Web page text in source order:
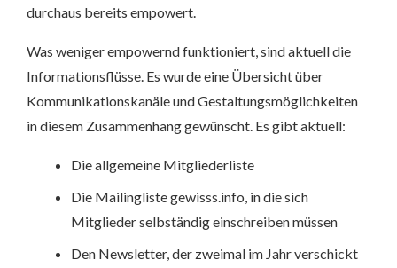
durchaus bereits empowert.
Was weniger empowernd funktioniert, sind aktuell die
Informationsflüsse. Es wurde eine Übersicht über
Kommunikationskanäle und Gestaltungsmöglichkeiten
in diesem Zusammenhang gewünscht. Es gibt aktuell:
Die allgemeine Mitgliederliste
Die Mailingliste gewisss.info, in die sich
Mitglieder selbständig einschreiben müssen
Den Newsletter, der zweimal im Jahr verschickt